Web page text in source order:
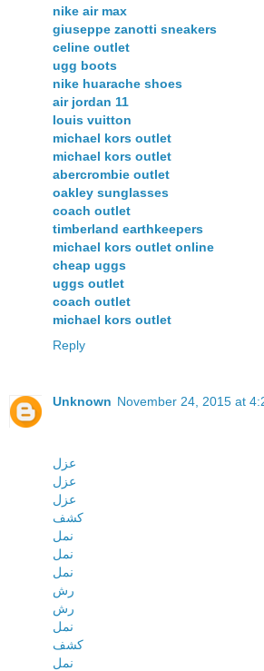
nike air max
giuseppe zanotti sneakers
celine outlet
ugg boots
nike huarache shoes
air jordan 11
louis vuitton
michael kors outlet
michael kors outlet
abercrombie outlet
oakley sunglasses
coach outlet
timberland earthkeepers
michael kors outlet online
cheap uggs
uggs outlet
coach outlet
michael kors outlet
Reply
Unknown November 24, 2015 at
عزل
عزل
عزل
كشف
نمل
نمل
نمل
رش
رش
نمل
كشف
نمل